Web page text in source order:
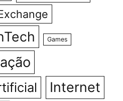
Games
Internet